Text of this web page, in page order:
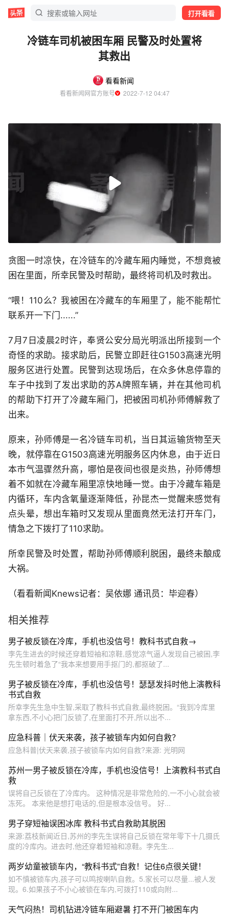
打开看看
冷链车司机被困车厢 民警及时处置将
其救出
看看新闻
看看新闻网官方账号
  2022-7-12 04:47
贪图一时凉快，在冷链车的冷藏车厢内睡觉，不想竟被
困在里面，所幸民警及时帮助，最终将司机及时救出。
“喂！110么？我被困在冷藏车的车厢里了，能不能帮忙
联系开一下门......”
7月7日凌晨2时许，奉贤公安分局光明派出所接到一个
奇怪的求助。接求助后，民警立即赶往G1503高速光明
服务区进行处置。民警到达现场后，在众多休息停靠的
车子中找到了发出求助的苏A牌照车辆，并在其他司机
的帮助下打开了冷藏车厢门，把被困司机孙师傅解救了
出来。
原来，孙师傅是一名冷链车司机，当日其运输货物至天
晚，就停靠在G1503高速光明服务区内休息，由于近日
本市气温骤然升高，哪怕是夜间也很是炎热，孙师傅想
着不如就在冷藏车厢里凉快地睡一觉。由于冷藏车箱是
内循环，车内含氧量逐渐降低，孙昆杰一觉醒来感觉有
点头晕，想出车箱时又发现从里面竟然无法打开车门，
情急之下拨打了110求助。
所幸民警及时处置，帮助孙师傅顺利脱困，最终未酿成
大祸。
（看看新闻Knews记者：吴依娜 通讯员：毕迎春）
相关推荐
男子被反锁在冷库，手机也没信号！教科书式自救→
李先生进去的时候还穿着短袖和凉鞋,感觉凉气逼人发现自己被困,李
先生顿时着急了“我本来想要用手抠门的,都抠破了...
男子被反锁在冷库，手机也没信号！瑟瑟发抖时他上演教科
书式自救
所幸李先生急中生智,采取了教科书式自救,最终脱困。“我到冷库里
拿东西,不小心把门反锁了,在里面打不开,所以出不...
应急科普｜伏天来袭，孩子被锁车内如何自救？
应急科普|伏天来袭,孩子被锁车内如何自救?来源: 光明网
苏州一男子被反锁在冷库，手机也没信号！上演教科书式自
救
误将自己反锁在了冷库内。 这种情况是非常危险的,一不小心就会被
冻死。 本来他是想打电话的,但是根本没信号。 好...
男子穿短袖误困冰库 教科书式自救助其脱困
来源:荔枝新闻近日,苏州的李先生误将自己反锁在常年零下十几摄氏
度的冷库内。进去时,他还穿着短袖和凉鞋。李先生...
两岁幼童被锁车内，“教科书式”自救！记住6点很关键！
如不慎被锁车内,孩子可以鸣按喇叭自救。5.家长可以尽量...被人发
现。6.如果孩子不小心被锁在车内,可拨打110或向附...
天气闷热！司机钻进冷链车厢避暑 打不开门被困车内